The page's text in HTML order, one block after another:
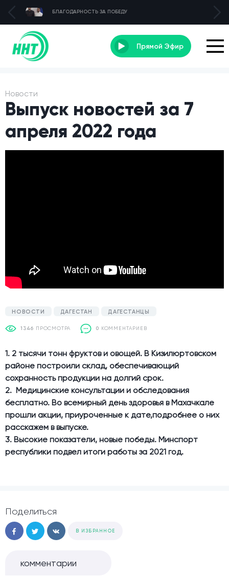
БЛАГОДАРНОСТЬ ЗА ПОБЕДУ
Прямой Эфир
Новости
Выпуск новостей за 7
апреля 2022 года
НОВОСТИ ДАГЕСТАН ДАГЕСТАНЦЫ
1346 ПРОСМОТРА 0 КОММЕНТАРИЕВ
1. 2 тысячи тонн фруктов и овощей. В Кизилюртовском
районе построили склад, обеспечивающий
сохранность продукции на долгий срок.
2. Медицинские консультации и обследования
бесплатно. Во всемирный день здоровья в Махачкале
прошли акции, приуроченные к дате,подробнее о них
расскажем в выпуске.
3. Высокие показатели, новые победы. Минспорт
республики подвел итоги работы за 2021 год.
Поделиться
В ИЗБРАННОЕ
комментарии